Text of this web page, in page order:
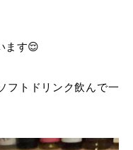
ます😌
フトドリンク飲んで一